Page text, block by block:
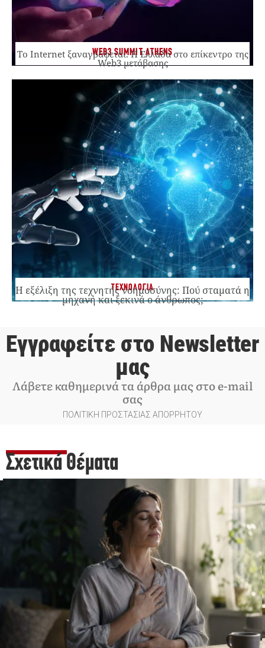
WEB3 SUMMIT ATHENS
Το Internet ξαναγράφεται. Η Ελλάδα στο επίκεντρο της
Web3 μετάβασης
ΤΕΧΝΟΛΟΓΙΑ
Η εξέλιξη της τεχνητής νοημοσύνης: Πού σταματά η
μηχανή και ξεκινά ο άνθρωπος;
Εγγραφείτε στο Newsletter
μας
Λάβετε καθημερινά τα άρθρα μας στο e-mail
σας
ΠΟΛΙΤΙΚΗ ΠΡΟΣΤΑΣΙΑΣ ΑΠΟΡΡΗΤΟΥ
Σχετικά Θέματα